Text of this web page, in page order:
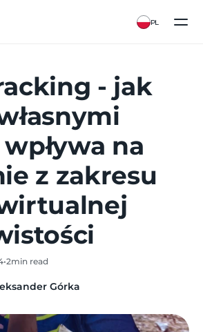
PL
- jak
na
z zakresu
•2min read
Górka